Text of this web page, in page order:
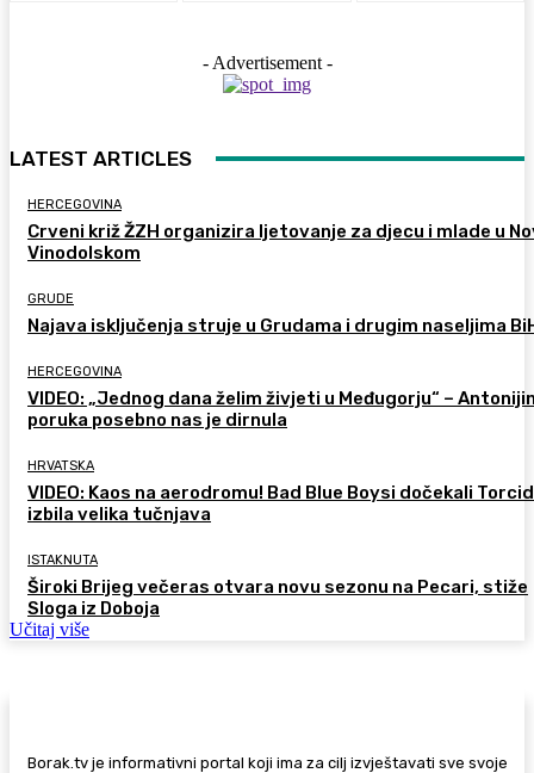
- Advertisement -
LATEST ARTICLES
HERCEGOVINA
Crveni križ ŽZH organizira ljetovanje za djecu i mlade u
Vinodolskom
GRUDE
Najava isključenja struje u Grudama i drugim naseljima
HERCEGOVINA
VIDEO: „Jednog dana želim živjeti u Međugorju“ –
poruka posebno nas je dirnula
HRVATSKA
VIDEO: Kaos na aerodromu! Bad Blue Boysi dočekali
izbila velika tučnjava
ISTAKNUTA
Široki Brijeg večeras otvara novu sezonu na Pecari, stiže
Sloga iz Doboja
Učitaj više
Borak.tv je informativni portal koji ima za cilj izvještavati sve svoje